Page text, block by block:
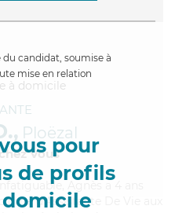
candidat, soumise à
mise en relation
pour
de profils
domicile
Ploëzal
Vous
Agnès a 4 ans
d'Assistante De Vie aux